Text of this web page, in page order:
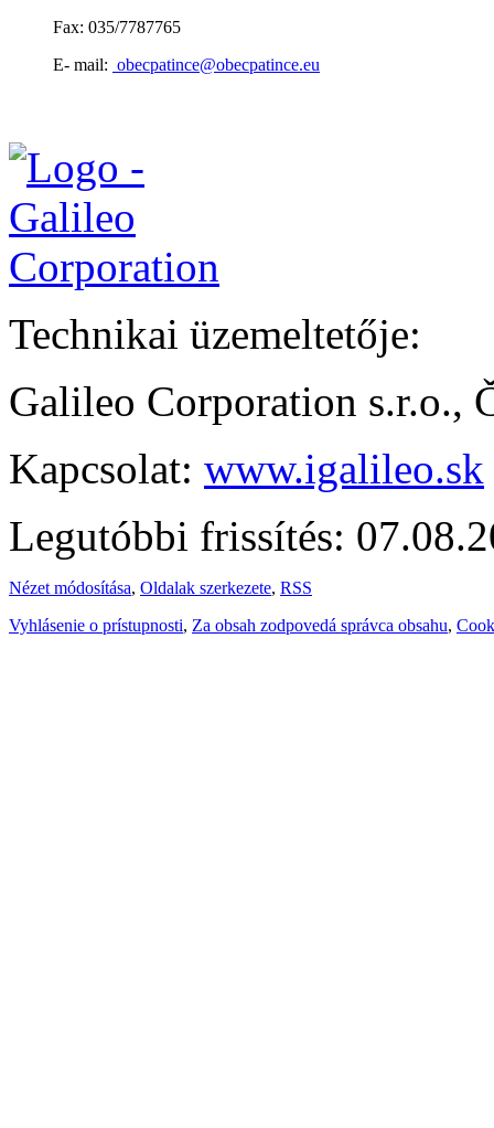
Fax: 035/7787765
E- mail: obecpatince@obecpatince.eu
Technikai üzemeltetője:
Galileo Corporation s.r.o.,
Kapcsolat: www.igalileo.sk
Legutóbbi frissítés:
Nézet módosítása, Oldalak szerkezete, RSS
Vyhlásenie o prístupnosti, Za obsah zodpovedá správca obsahu,